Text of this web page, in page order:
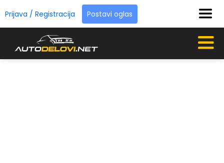
Prijava / Registracija Postavi oglas